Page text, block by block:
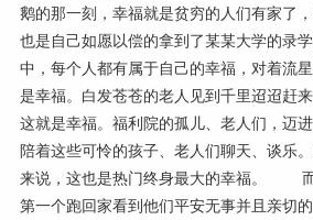
鹅的那一刻，幸福就是贫穷的人们有家了
也是自己如愿以偿的拿到了某某大学
中，每个人都有属于自己的幸福，对着流
是幸福。白发苍苍的老人见到千里迢迢赶
这就是幸福。福利院的孤儿、老人们，迈
陪着这些可怜的孩子、老人们聊天、谈乐
来说，这也是热门终身最大的幸福。 而
第一个跑回家看到他们平安无事并且亲切